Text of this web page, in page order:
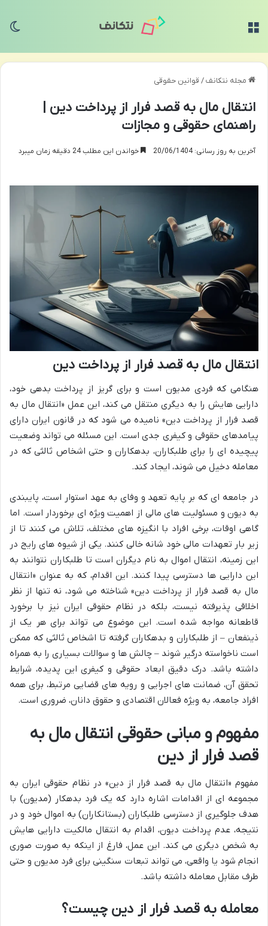
مجله نتکانف/ قوانین حقوقی
انتقال مال به قصد فرار از پرداخت دین |
راهنمای حقوقی و مجازات
آخرین به روز رسانی: 20/06/1404 خواندن این مطلب 24 دقیقه زمان میبرد
انتقال مال به قصد فرار از پرداخت دین
هنگامی که فردی مدیون است و برای گریز از پرداخت بدهی خود،
دارایی هایش را به دیگری منتقل می کند، این عمل «انتقال مال به
قصد فرار از پرداخت دین» نامیده می شود که در قانون ایران دارای
پیامدهای حقوقی و کیفری جدی است. این مسئله می تواند وضعیت
پیچیده ای را برای طلبکاران، بدهکاران و حتی اشخاص ثالثی که در
معامله دخیل می شوند، ایجاد کند.
در جامعه ای که بر پایه تعهد و وفای به عهد استوار است، پایبندی
به دیون و مسئولیت های مالی از اهمیت ویژه ای برخوردار است. اما
گاهی اوقات، برخی افراد با انگیزه های مختلف، تلاش می کنند تا از
زیر بار تعهدات مالی خود شانه خالی کنند. یکی از شیوه های رایج در
این زمینه، انتقال اموال به نام دیگران است تا طلبکاران نتوانند به
این دارایی ها دسترسی پیدا کنند. این اقدام، که به عنوان «انتقال
مال به قصد فرار از پرداخت دین» شناخته می شود، نه تنها از نظر
اخلاقی پذیرفته نیست، بلکه در نظام حقوقی ایران نیز با برخورد
قاطعانه مواجه شده است. این موضوع می تواند برای هر یک از
ذینفعان – از طلبکاران و بدهکاران گرفته تا اشخاص ثالثی که ممکن
است ناخواسته درگیر شوند – چالش ها و سوالات بسیاری را به همراه
داشته باشد. درک دقیق ابعاد حقوقی و کیفری این پدیده، شرایط
تحقق آن، ضمانت های اجرایی و رویه های قضایی مرتبط، برای همه
افراد جامعه، به ویژه فعالان اقتصادی و حقوق دانان، ضروری است.
مفهوم و مبانی حقوقی انتقال مال به
قصد فرار از دین
مفهوم «انتقال مال به قصد فرار از دین» در نظام حقوقی ایران به
مجموعه ای از اقدامات اشاره دارد که یک فرد بدهکار (مدیون) با
هدف جلوگیری از دسترسی طلبکاران (بستانکاران) به اموال خود و در
نتیجه، عدم پرداخت دیون، اقدام به انتقال مالکیت دارایی هایش
به شخص دیگری می کند. این عمل، فارغ از اینکه به صورت صوری
انجام شود یا واقعی، می تواند تبعات سنگینی برای فرد مدیون و حتی
طرف مقابل معامله داشته باشد.
معامله به قصد فرار از دین چیست؟